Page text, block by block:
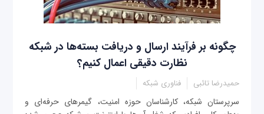
چگونه بر فرآیند ارسال و دریافت بسته‌ها در شبکه
نظارت دقیقی اعمال کنیم؟
حمیدرضا تائبی فناوری شبکه
سرپرستان شبکه، کارشناسان حوزه امنیت، گیمرهای حرفه‌ای و